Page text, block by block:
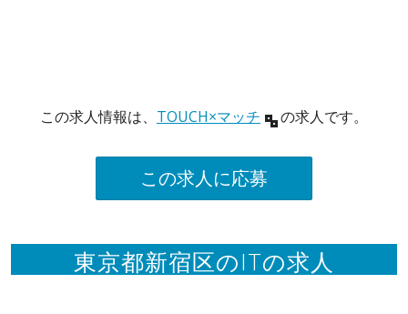
この求人情報は、 TOUCH×マッチ の求人です。
この求人に応募
東京都新宿区のITの求人